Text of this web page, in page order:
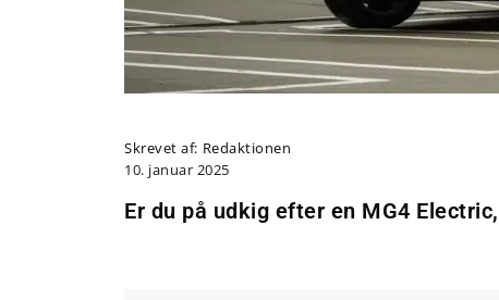
Skrevet af: Redaktionen
10. januar 2025
Er du på udkig efter en MG4